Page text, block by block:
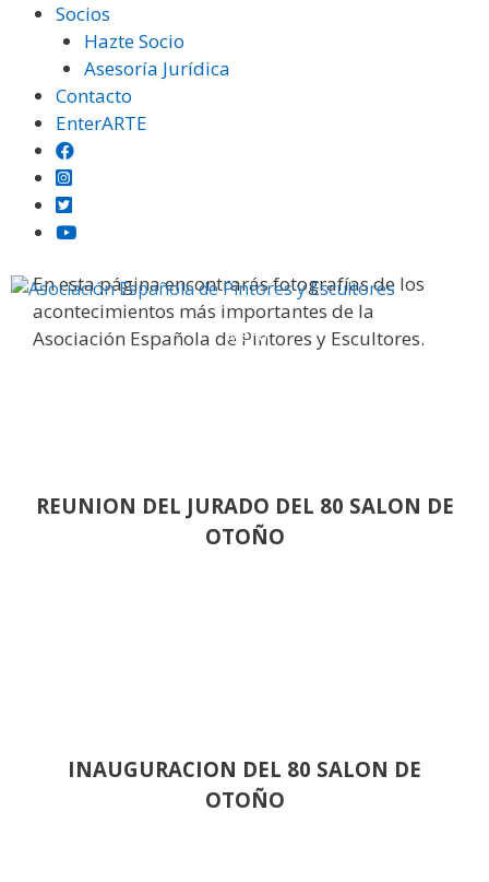
Saltar
contenido
Socios
Hazte Socio
Asesoría Jurídica
Contacto
EnterARTE
Menú
En esta página encontrarás fotografías de los
acontecimientos más importantes de la
Asociación Española de Pintores y Escultores.
REUNION DEL JURADO DEL 80 SALON DE
OTOÑO
INAUGURACION DEL 80 SALON DE
OTOÑO